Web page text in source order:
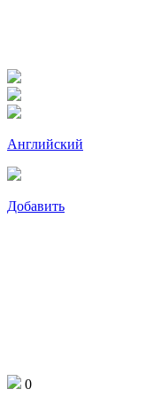
Английский
Добавить
0